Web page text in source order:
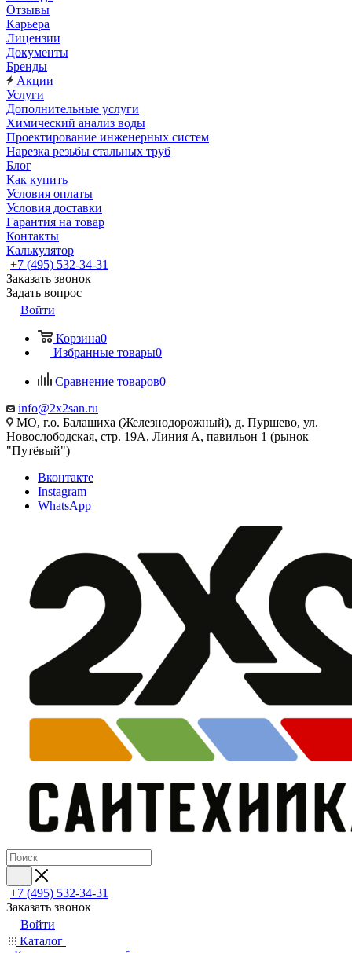
Отзывы
Карьера
Лицензии
Документы
Бренды
Акции
Услуги
Дополнительные услуги
Химический анализ воды
Проектирование инженерных систем
Нарезка резьбы стальных труб
Блог
Как купить
Условия оплаты
Условия доставки
Гарантия на товар
Контакты
Калькулятор
+7 (495) 532‑34‑31
Заказать звонок
Задать вопрос
Войти
Корзина0
Избранные товары0
Сравнение товаров0
info@2x2san.ru
МО, г.о. Балашиха (Железнодорожный), д. Пуршево, ул.
Новослободская, стр. 19А, Линия А, павильон 1 (рынок
"Путёвый")
Вконтакте
Instagram
WhatsApp
+7 (495) 532‑34‑31
Заказать звонок
Войти
Каталог